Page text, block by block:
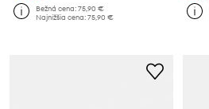
Bežná cena:75,90 €
Najnižšia cena:75,90 €